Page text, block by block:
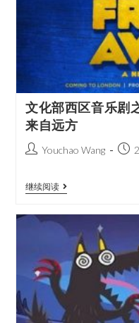
文化部西区音乐
来自远方
Youchao Wang
继续阅读